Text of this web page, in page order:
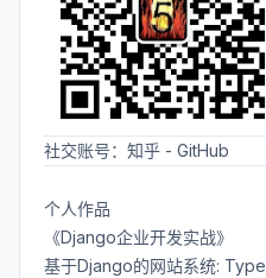
社交账号： 知乎 - GitHub
个人作品
《Django企业开发实战》
基于Django的网站系统: